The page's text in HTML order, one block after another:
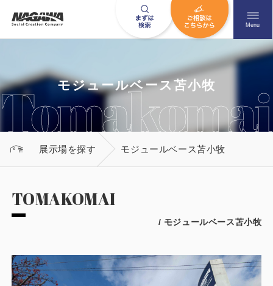
メニュ
Menu
お問い合わせはこちら
0120-09-9663
営業時間AM 9:00〜PM6:00
ナガワについて知る
モジュールベース苫小牧
展示場を探す モジュールベース苫小牧
TOMAKOMAI
/ モジュールベース苫小牧